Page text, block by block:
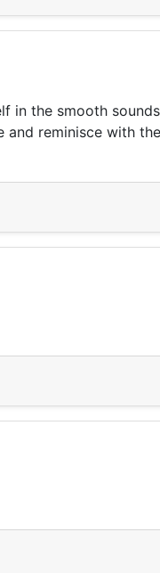
in the smooth
and reminisce with